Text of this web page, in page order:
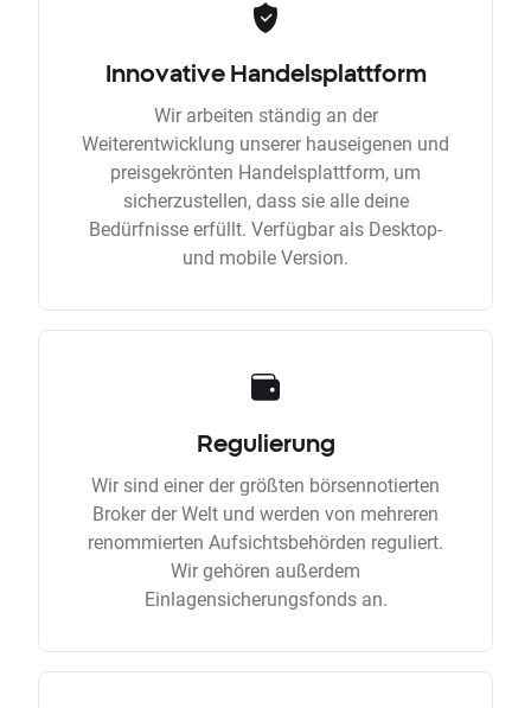
Innovative Handelsplattform
Wir arbeiten ständig an der
Weiterentwicklung unserer hauseigenen und
preisgekrönten Handelsplattform, um
sicherzustellen, dass sie alle deine
Bedürfnisse erfüllt. Verfügbar als Desktop-
und mobile Version.
Regulierung
Wir sind einer der größten börsennotierten
Broker der Welt und werden von mehreren
renommierten Aufsichtsbehörden reguliert.
Wir gehören außerdem
Einlagensicherungsfonds an.